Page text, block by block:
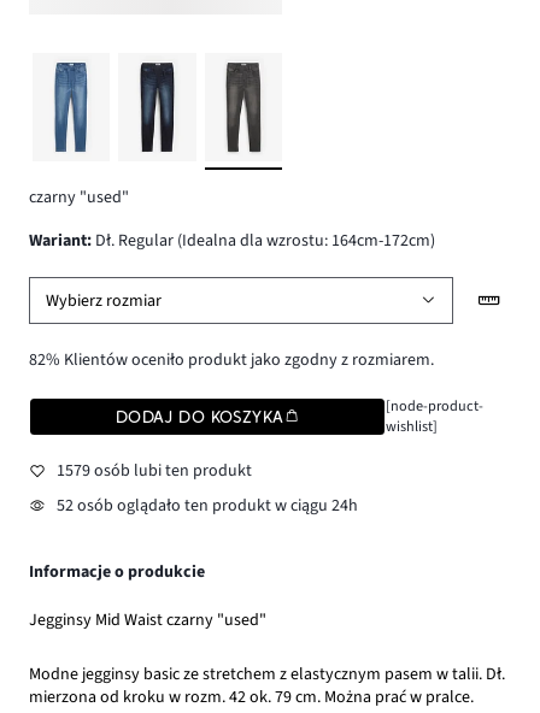
czarny "used"
wariant: Dł. Regular (Idealna dla wzrostu: 164cm-172cm)
Wybierz rozmiar
82% Klientów oceniło produkt jako zgodny z rozmiarem.
DODAJ DO KOSZYKA
[node-product-
wishlist]
1579 osób lubi ten produkt
52 osób oglądało ten produkt w ciągu 24h
Informacje o produkcie
Jegginsy Mid Waist czarny "used"
Modne jegginsy basic ze stretchem z elastycznym pasem w talii. Dł.
mierzona od kroku w rozm. 42 ok. 79 cm. Można prać w pralce.